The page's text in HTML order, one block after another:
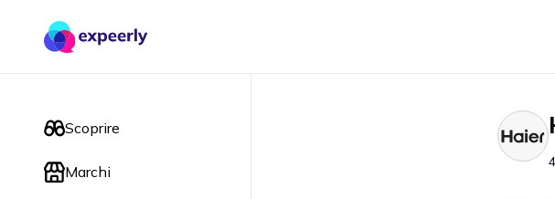
Scoprire
Marchi